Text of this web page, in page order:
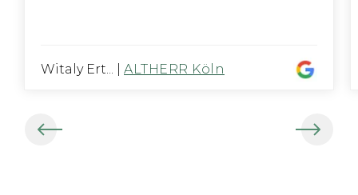
Witaly Ert... ALTHERR Köln